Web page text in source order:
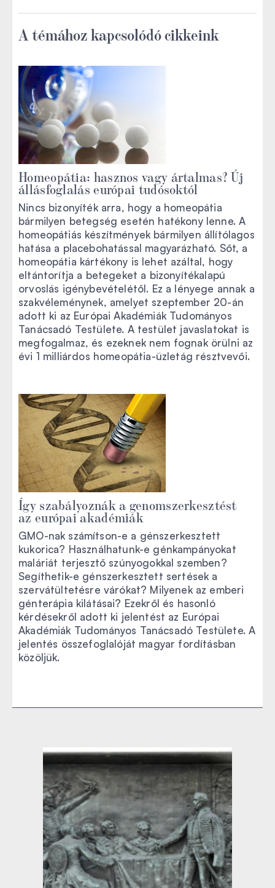
A témához kapcsolódó cikkeink
Homeopátia: hasznos vagy ártalmas? Új
állásfoglalás európai tudósoktól
Nincs bizonyíték arra, hogy a homeopátia
bármilyen betegség esetén hatékony lenne. A
homeopátiás készítmények bármilyen állítólagos
hatása a placebohatással magyarázható. Sőt, a
homeopátia kártékony is lehet azáltal, hogy
eltántorítja a betegeket a bizonyítékalapú
orvoslás igénybevételétől. Ez a lényege annak a
szakvéleménynek, amelyet szeptember 20-án
adott ki az Európai Akadémiák Tudományos
Tanácsadó Testülete. A testület javaslatokat is
megfogalmaz, és ezeknek nem fognak örülni az
évi 1 milliárdos homeopátia-üzletág résztvevői.
Így szabályoznák a genomszerkesztést
az európai akadémiák
GMO-nak számítson-e a génszerkesztett
kukorica? Használhatunk-e génkampányokat
maláriát terjesztő szúnyogokkal szemben?
Segíthetik-e génszerkesztett sertések a
szervátültetésre várókat? Milyenek az emberi
génterápia kilátásai? Ezekről és hasonló
kérdésekről adott ki jelentést az Európai
Akadémiák Tudományos Tanácsadó Testülete. A
jelentés összefoglalóját magyar fordításban
közöljük.